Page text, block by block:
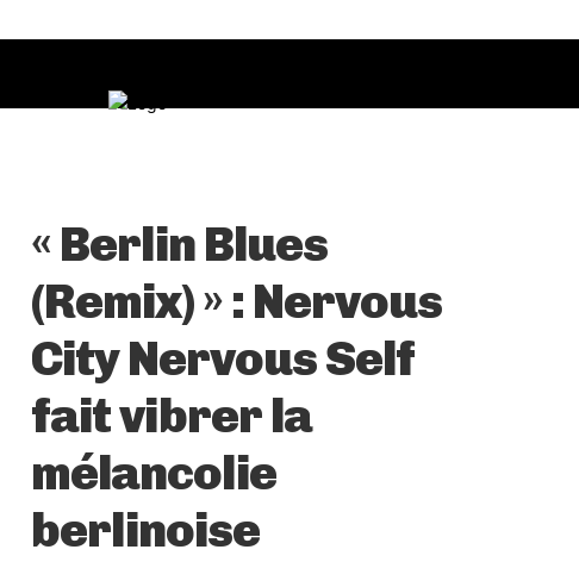
« Berlin Blues
(Remix) » : Nervous
City Nervous Self
fait vibrer la
mélancolie
berlinoise